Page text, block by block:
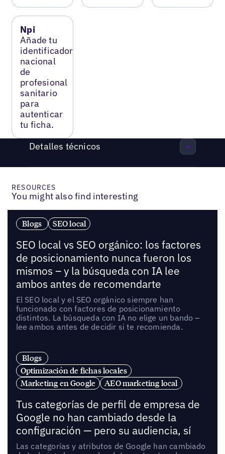
Npi
Añade tu
identificador
nacional
de
profesional
sanitario
para
autenticar
tu ficha.
Detalles técnicos
RESOURCES
You might also find interesting
Blogs SEO local
SEO local vs SEO orgánico: los factores
de posicionamiento nunca fueron los
mismos – y la búsqueda con IA lee
ambos antes de recomendarte
El SEO local y el SEO orgánico siempre han
funcionado con factores de posicionamiento
distintos. La búsqueda con IA no elige un bando –
lee ambos antes de decidir si te recomienda.
Blogs
Optimización de fichas locales
Marketing en Google
AEO marketing local
Tus categorías de perfil de empresa de
Google no han cambiado desde la
configuración — pero su audiencia, sí
Las categorías y atributos de Google han cambiado